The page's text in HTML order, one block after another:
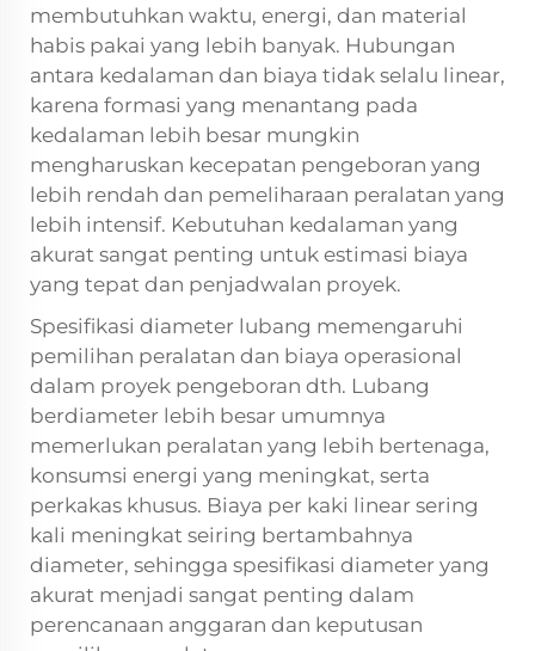
membutuhkan waktu, energi, dan material
habis pakai yang lebih banyak. Hubungan
antara kedalaman dan biaya tidak selalu linear,
karena formasi yang menantang pada
kedalaman lebih besar mungkin
mengharuskan kecepatan pengeboran yang
lebih rendah dan pemeliharaan peralatan yang
lebih intensif. Kebutuhan kedalaman yang
akurat sangat penting untuk estimasi biaya
yang tepat dan penjadwalan proyek.
Spesifikasi diameter lubang memengaruhi
pemilihan peralatan dan biaya operasional
dalam proyek pengeboran dth. Lubang
berdiameter lebih besar umumnya
memerlukan peralatan yang lebih bertenaga,
konsumsi energi yang meningkat, serta
perkakas khusus. Biaya per kaki linear sering
kali meningkat seiring bertambahnya
diameter, sehingga spesifikasi diameter yang
akurat menjadi sangat penting dalam
perencanaan anggaran dan keputusan